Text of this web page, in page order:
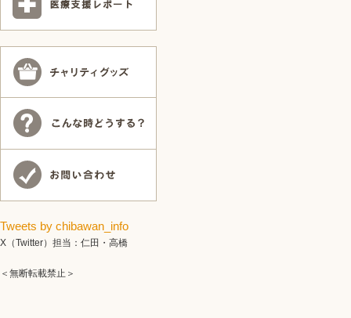
Tweets by chibawan_info
X（Twitter）担当：仁田・高橋
＜無断転載禁止＞